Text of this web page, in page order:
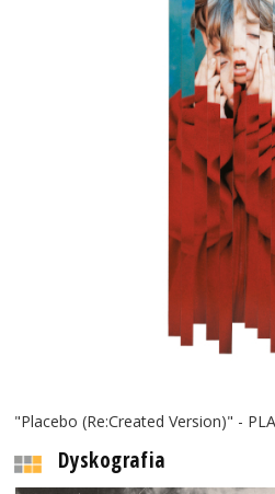
"Placebo (Re:Created Version)" -
Dyskografia